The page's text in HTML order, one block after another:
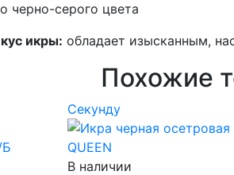
черно-серого цвета
икры: обладает изысканным,
Похожие
Cекунду
В наличии